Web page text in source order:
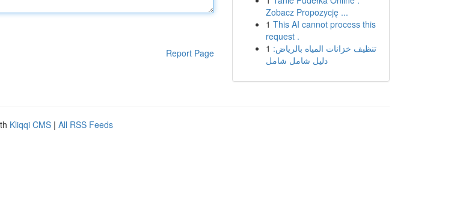
Report Page
Zobacz Propozycję ...
1 This AI cannot process this
request .
1 تنظيف خزانات المياه بالرياض:
دليل شامل شامل
Kliqqi CMS | All RSS Feeds